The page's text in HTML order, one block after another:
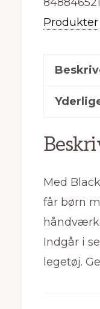
Produkter
Med
får børn
Indgår i
legetøj.